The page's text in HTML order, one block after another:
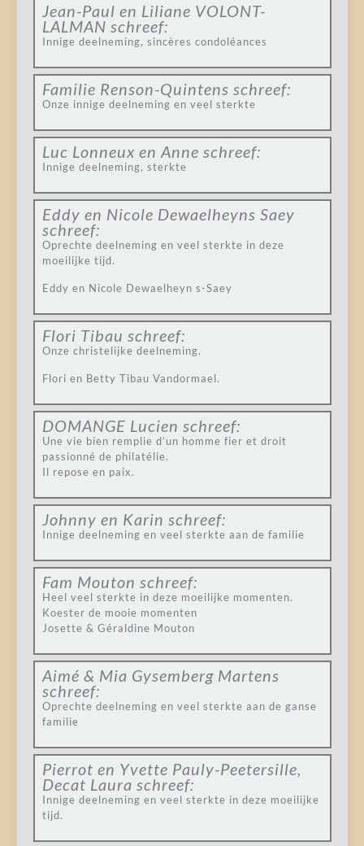
Jean-Paul en Liliane VOLONT-
LALMAN schreef:
Innige deelneming, sincères condoléances
Familie Renson-Quintens schreef:
Onze innige deelneming en veel sterkte
Luc Lonneux en Anne schreef:
Innige deelneming, sterkte
Eddy en Nicole Dewaelheyns Saey
schreef:
Oprechte deelneming en veel sterkte in deze
moeilijke tijd.
Eddy en Nicole Dewaelheyn s-Saey
Flori Tibau schreef:
Onze christelijke deelneming.
Flori en Betty Tibau Vandormael.
DOMANGE Lucien schreef:
Une vie bien remplie d’un homme fier et droit
passionné de philatélie.
Il repose en paix.
Johnny en Karin schreef:
Innige deelneming en veel sterkte aan de familie
Fam Mouton schreef:
Heel veel sterkte in deze moeilijke momenten.
Koester de mooie momenten
Josette & Géraldine Mouton
Aimé & Mia Gysemberg Martens
schreef:
Oprechte deelneming en veel sterkte aan de ganse
familie
Pierrot en Yvette Pauly-Peetersille,
Decat Laura schreef:
Innige deelneming en veel sterkte in deze moeilijke
tijd.